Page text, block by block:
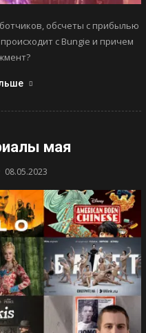
обсчеты с прибылью
с Bungie и причем
мая
08.05.2023